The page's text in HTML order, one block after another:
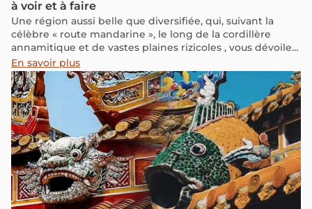
à voir et à faire
Une région aussi belle que diversifiée, qui, suivant la
célèbre « route mandarine », le long de la cordillère
annamitique et de vastes plaines rizicoles , vous dévoilera
un patrimoine historique, culturel et naturel fascinant.
En savoir plus